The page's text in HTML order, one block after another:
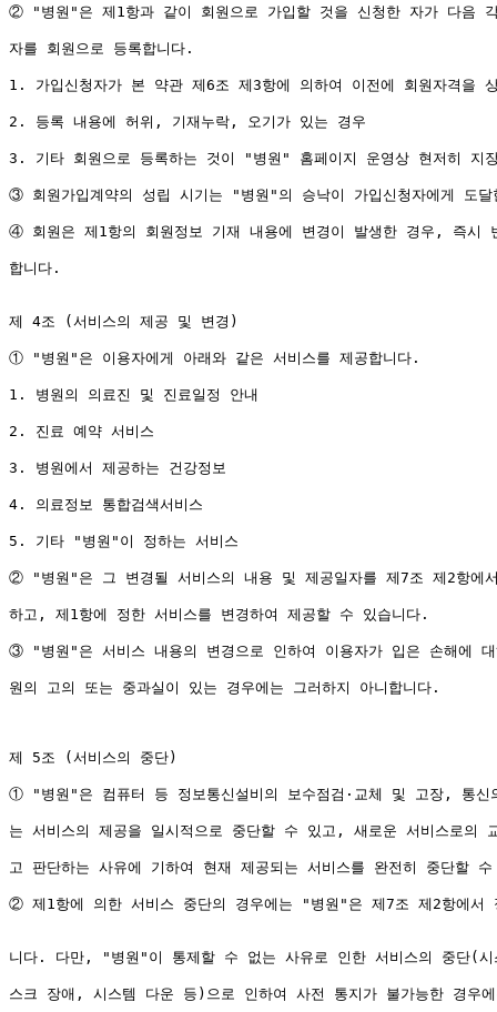
② "병원"은 제1항과 같이 회원으로 가입할 것을 신청한 자가 다음
자를 회원으로 등록합니다.
1. 가입신청자가 본 약관 제6조 제3항에 의하여 이전에 회원자격을
2. 등록 내용에 허위, 기재누락, 오기가 있는 경우
3. 기타 회원으로 등록하는 것이 "병원" 홈페이지 운영상 현저히 지
③ 회원가입계약의 성립 시기는 "병원"의 승낙이 가입신청자에게 도
④ 회원은 제1항의 회원정보 기재 내용에 변경이 발생한 경우, 즉시
합니다.
제 4조 (서비스의 제공 및 변경)
① "병원"은 이용자에게 아래와 같은 서비스를 제공합니다.
1. 병원의 의료진 및 진료일정 안내
2. 진료 예약 서비스
3. 병원에서 제공하는 건강정보
4. 의료정보 통합검색서비스
5. 기타 "병원"이 정하는 서비스
② "병원"은 그 변경될 서비스의 내용 및 제공일자를 제7조 제2항에
하고, 제1항에 정한 서비스를 변경하여 제공할 수 있습니다.
③ "병원"은 서비스 내용의 변경으로 인하여 이용자가 입은 손해에
원의 고의 또는 중과실이 있는 경우에는 그러하지 아니합니다.
제 5조 (서비스의 중단)
① "병원"은 컴퓨터 등 정보통신설비의 보수점검·교체 및 고장, 통신
는 서비스의 제공을 일시적으로 중단할 수 있고, 새로운 서비스로의
고 판단하는 사유에 기하여 현재 제공되는 서비스를 완전히 중단할
② 제1항에 의한 서비스 중단의 경우에는 "병원"은 제7조 제2항에서
니다. 다만, "병원"이 통제할 수 없는 사유로 인한 서비스의 중단(시
스크 장애, 시스템 다운 등)으로 인하여 사전 통지가 불가능한 경우